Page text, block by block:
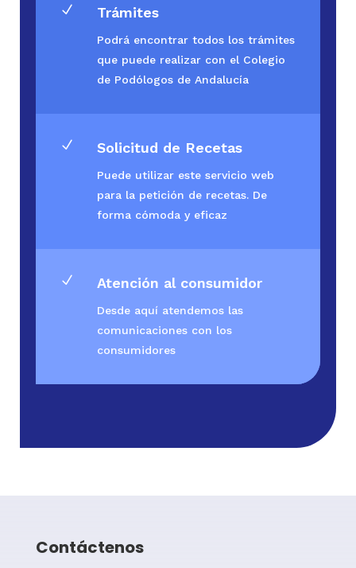
N Trámites
Podrá encontrar todos los trámites
que puede realizar con el Colegio
de Podólogos de Andalucía
N Solicitud de Recetas
Puede utilizar este servicio web
para la petición de recetas. De
forma cómoda y eficaz
N Atención al consumidor
Desde aquí atendemos las
comunicaciones con los
consumidores
Contáctenos